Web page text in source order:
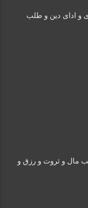
و ادای دین و طلب
جلب مال و ثروت و رزق و